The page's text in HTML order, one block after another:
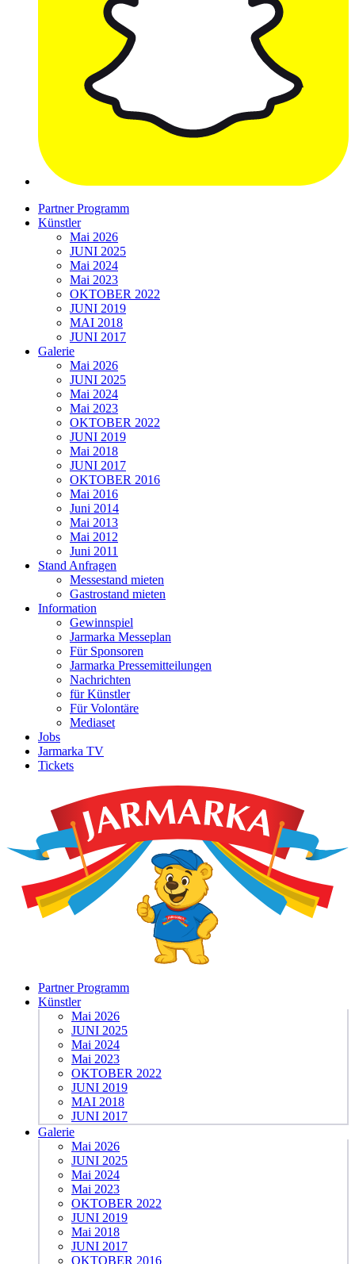
Partner Programm
Künstler
Mai 2026
JUNI 2025
Mai 2024
Mai 2023
OKTOBER 2022
JUNI 2019
MAI 2018
JUNI 2017
Galerie
Mai 2026
JUNI 2025
Mai 2024
Mai 2023
OKTOBER 2022
JUNI 2019
Mai 2018
JUNI 2017
OKTOBER 2016
Mai 2016
Juni 2014
Mai 2013
Mai 2012
Juni 2011
Stand Anfragen
Messestand mieten
Gastrostand mieten
Information
Gewinnspiel
Jarmarka Messeplan
Für Sponsoren
Jarmarka Pressemitteilungen
Nachrichten
für Künstler
Für Volontäre
Mediaset
Jobs
Jarmarka TV
Tickets
Partner Programm
Künstler
Mai 2026
JUNI 2025
Mai 2024
Mai 2023
OKTOBER 2022
JUNI 2019
MAI 2018
JUNI 2017
Galerie
Mai 2026
JUNI 2025
Mai 2024
Mai 2023
OKTOBER 2022
JUNI 2019
Mai 2018
JUNI 2017
OKTOBER 2016